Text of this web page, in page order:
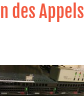
des Appels